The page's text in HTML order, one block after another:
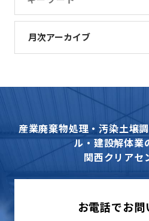
月次アーカイブ
産業廃棄物処理・汚染土壌
ル・建設解体業
関西クリアセ
お電話でお問